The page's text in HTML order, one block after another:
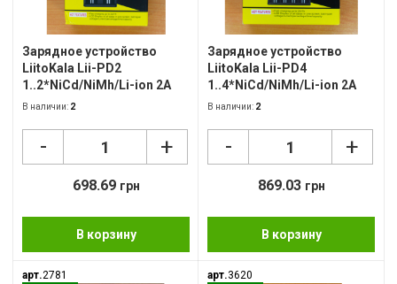
Питание зарядного устройства
Типоразмер заряжаемого аккумулятора
Дополнительные функции зарядного устройства
Зарядное устройство
LiitoKala Lii-PD2
1..2*NiCd/NiMh/Li-ion 2A
диспл
В наличии: 2
- +
698.69 грн
В корзину
Зарядное устройство
LiitoKala Lii-PD4
1..4*NiCd/NiMh/Li-ion 2A
диспл
В наличии: 2
- +
869.03 грн
В корзину
арт.2781
арт.3620